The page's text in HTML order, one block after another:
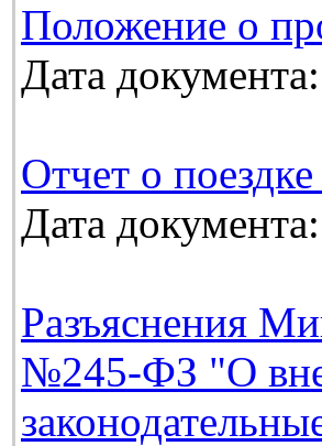
Положение о
Дата
Отчет о
Дата
Разъяснения
№245-ФЗ "О